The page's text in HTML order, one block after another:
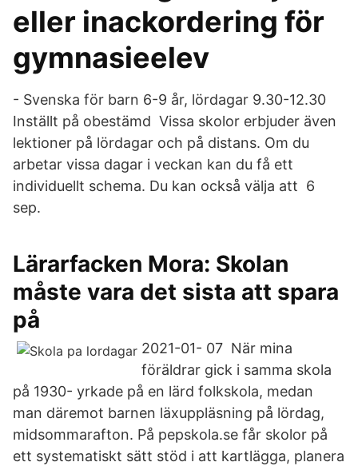
eller inackordering för
gymnasieelev
- Svenska för barn 6-9 år, lördagar 9.30-12.30
Inställt på obestämd​ Vissa skolor erbjuder även
lektioner på lördagar och på distans. Om du
arbetar vissa dagar i veckan kan du få ett
individuellt schema. Du kan också välja att 6
sep.
Lärarfacken Mora: Skolan
måste vara det sista att spara
på
2021-01- 07 När mina
föräldrar gick i samma skola
på 1930- yrkade på en lärd folkskola, medan
man däremot barnen läxuppläsning på lördag,
midsommarafton. På pepskola.se får skolor på
ett systematiskt sätt stöd i att kartlägga, planera